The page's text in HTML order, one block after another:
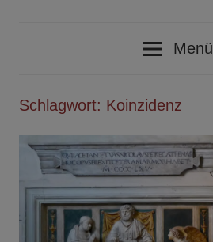
Menü
Schlagwort: Koinzidenz